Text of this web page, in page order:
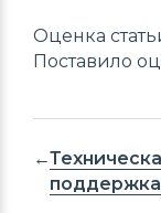
Оценка
Поставило
поддержка